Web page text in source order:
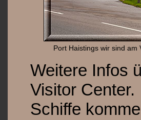
Port Haistings wir sind am
Weitere Infos
Visitor
Schiffe